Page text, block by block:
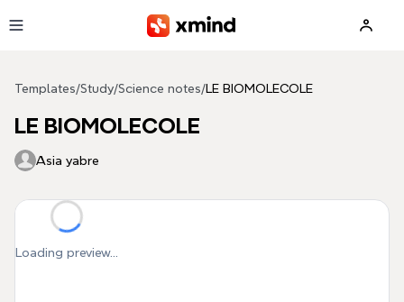
Templates/Study/Science notes/LE BIOMOLECOLE
LE BIOMOLECOLE
Asia yabre
Loading preview...